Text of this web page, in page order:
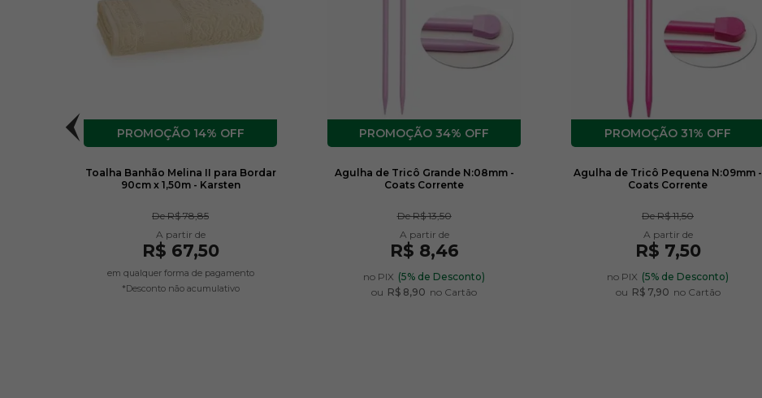
14% OFF
Toalha Banhão Melina II para Bordar
90cm x 1,50m - Karsten
DeR$ 78,85
R$ 67,50
em qualquer forma de pagamento
*Desconto não acumulativo
34% OFF
Agulha de Tricô Grande N:08mm -
Coats Corrente
DeR$ 13,50
R$ 8,46
no PIX (5% de Desconto)
ou R$ 8,90 no Cartão
31% OFF
Agulha de Tricô Pequena N:09mm -
Coats Corrente
DeR$ 11,50
R$ 7,50
no PIX (5% de Desconto)
ou R$ 7,90 no Cartão